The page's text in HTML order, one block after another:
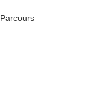
Parcours